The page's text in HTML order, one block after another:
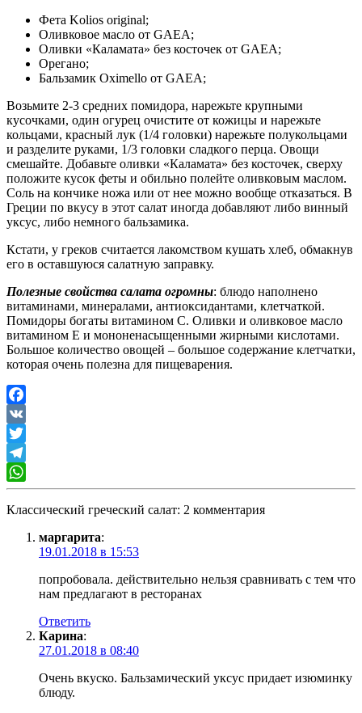
Фета Kolios original;
Оливковое масло от GAEA;
Оливки «Каламата» без косточек от GAEA;
Орегано;
Бальзамик Oximello от GAEA;
Возьмите 2-3 средних помидора, нарежьте крупными
кусочками, один огурец очистите от кожицы и нарежьте
кольцами, красный лук (1/4 головки) нарежьте полукольцами
и разделите руками, 1/3 головки сладкого перца. Овощи
смешайте. Добавьте оливки «Каламата» без косточек, сверху
положите кусок феты и обильно полейте оливковым маслом.
Соль на кончике ножа или от нее можно вообще отказаться. В
Греции по вкусу в этот салат иногда добавляют либо винный
уксус, либо немного бальзамика.
Кстати, у греков считается лакомством кушать хлеб, обмакнув
его в оставшуюся салатную заправку.
Полезные свойства салата огромны: блюдо наполнено
витаминами, минералами, антиоксидантами, клетчаткой.
Помидоры богаты витамином C. Оливки и оливковое масло
витамином Е и мононенасыщенными жирными кислотами.
Большое количество овощей – большое содержание клетчатки,
которая очень полезна для пищеварения.
Facebook
VK
Twitter
Telegram
WhatsApp
Классический греческий салат: 2 комментария
маргарита:
19.01.2018 в 15:53
попробовала. действительно нельзя сравнивать с тем что
нам предлагают в ресторанах
Ответить
Карина:
27.01.2018 в 08:40
Очень вкуско. Бальзамический уксус придает изюминку
блюду.